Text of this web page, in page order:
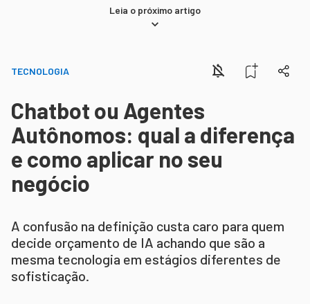
Leia o próximo artigo
TECNOLOGIA
Chatbot ou Agentes
Autônomos: qual a diferença
e como aplicar no seu
negócio
A confusão na definição custa caro para quem
decide orçamento de IA achando que são a
mesma tecnologia em estágios diferentes de
sofisticação.